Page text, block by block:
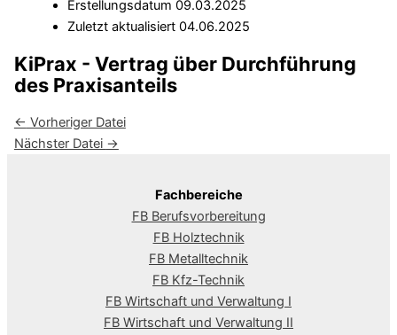
Erstellungsdatum 09.03.2025
Zuletzt aktualisiert 04.06.2025
KiPrax - Vertrag über Durchführung
des Praxisanteils
← Vorheriger Datei
Nächster Datei →
Fachbereiche
FB Berufsvorbereitung
FB Holztechnik
FB Metalltechnik
FB Kfz-Technik
FB Wirtschaft und Verwaltung I
FB Wirtschaft und Verwaltung II